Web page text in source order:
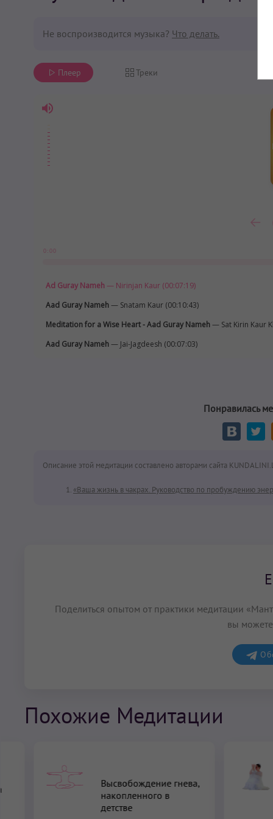
Не воспроизводится музыка? Что делать.
Плеер Треки
0:00
Ad Guray Nameh— Nirinjan Kaur (00:07:19)
Aad Guray Nameh— Snatam Kaur (00:10:43)
Meditation for a Wise Heart - Aad Guray Nameh— Sat Kirin Kaur
Aad Guray Nameh— Jai-Jagdeesh (00:07:03)
Понравилась
Описание этой медитации составлено авторами сайта
«Ваша жизнь в чакрах. Руководство по пробуждению
Поделиться опытом от практики медитации
вы
Похожие Медитации
Высвобождение гнева,
накопленного в
детстве